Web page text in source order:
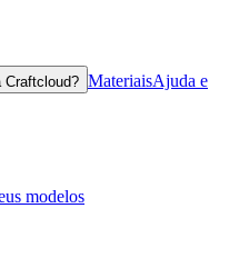
Craftcloud? MateriaisAjuda e
modelos